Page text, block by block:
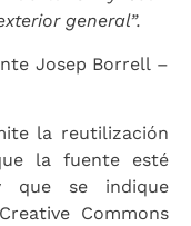
general”.
Josep Borrell –
la reutilización
la fuente esté
que se indique
Commons